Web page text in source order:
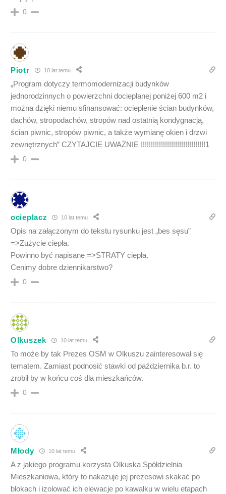
0
Piotr 10 lat temu
„Program dotyczy termomodernizacji budynków
jednorodzinnych o powierzchni docieplanej poniżej 600 m2 i
można dzięki niemu sfinansować: ocieplenie ścian budynków,
dachów, stropodachów, stropów nad ostatnią kondygnacją,
ścian piwnic, stropów piwnic, a także wymianę okien i drzwi
zewnętrznych” CZYTAJCIE UWAŻNIE !!!!!!!!!!!!!!!!!!!!!!!!!!!!!!!!1
0
ocieplacz 10 lat temu
Opis na załączonym do tekstu rysunku jest „bes sęsu”
=>Zużycie ciepła.
Powinno być napisane =>STRATY ciepła.
Cenimy dobre dziennikarstwo?
0
Olkuszek 10 lat temu
To może by tak Prezes OSM w Olkuszu zainteresował się
tematem. Zamiast podnosić stawki od października b.r. to
zrobił by w końcu coś dla mieszkańców.
0
Młody 10 lat temu
A z jakiego programu korzysta Olkuska Spółdzielnia
Mieszkaniowa, który to nakazuje jej prezesowi skakać po
blokach i izolować ich elewacje po kawałku w wielu etapach